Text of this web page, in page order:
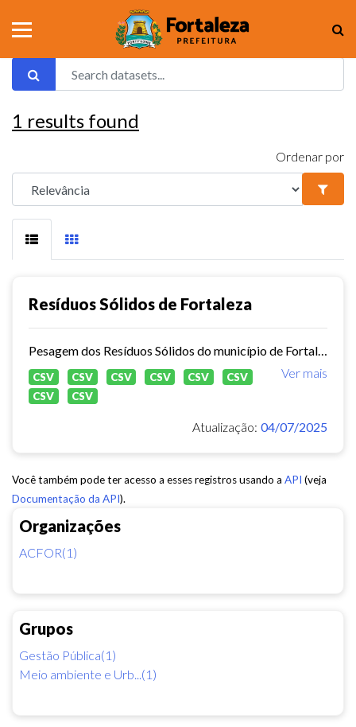
Organizações
ACFOR(1)
Grupos
Gestão Pública(1)
Meio ambiente e Urb...(1)
1 results found
Ordenar por
Resíduos Sólidos de Fortaleza
Ver mais
CSV CSV CSV CSV CSV
CSV
CSV
CSV
Atualização: 04/07/2025
Você também pode ter acesso a esses registros usando a API (veja
Documentação da API).